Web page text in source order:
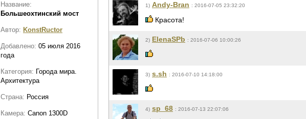
Название:
Большеохтинский мост
Автор: KonstRuctor
Добавлено: 05 июля 2016
года
Категория: Города мира.
Архитектура
Страна: Россия
Камера: Canon 1300D
1) Andy-Bran : 2016-07-05 23:32:20
Красота!
2) ElenaSPb : 2016-07-06 10:00:26
3) s.sh : 2016-07-10 14:18:00
4) sp_68 : 2016-07-13 22:07:06